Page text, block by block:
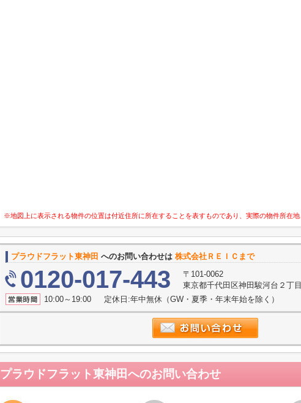
※地図上に表示される物件の位置は付近住所に所在することを表すものであり、実際の物件所在地
プラウドフラット東神田 へのお問い合わせは 株式会社ＲＥＩＣまで
0120-017-443
〒101-0062
東京都千代田区神田駿河台２丁
10:00～19:00 定休日:年中無休（GW・夏季・年末年始を除く）
プラウドフラット東神田へのお問い合わせ